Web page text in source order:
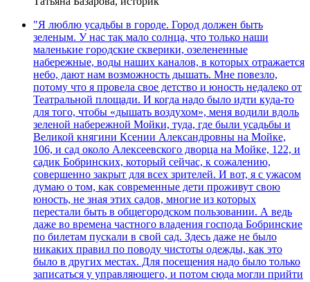
"Я люблю усадьбы в городе. Город должен быть
зеленым. У нас так мало солнца, что только наши
маленькие городские скверики, озелененные
набережные, воды наших каналов, в которых отражается
небо, дают нам возможность дышать. Мне повезло,
потому что я провела свое детство и юность недалеко от
Театральной площади. И когда надо было идти куда-то
для того, чтобы «дышать воздухом», меня водили вдоль
зеленой набережной Мойки, туда, где были усадьбы и
Великой княгини Ксении Александровны на Мойке,
106, и сад около Алексеевского дворца на Мойке, 122, и
садик Бобринских, который сейчас, к сожалению,
совершенно закрыт для всех зрителей. И вот, я с ужасом
думаю о том, как современные дети проживут свою
юность, не зная этих садов, многие из которых
перестали быть в общегородском пользовании. А ведь
даже во времена частного владения господа Бобринские
по билетам пускали в свой сад. Здесь даже не было
никаких правил по поводу чистоты одежды, как это
было в других местах. Для посещения надо было только
записаться у управляющего, и потом сюда могли прийти